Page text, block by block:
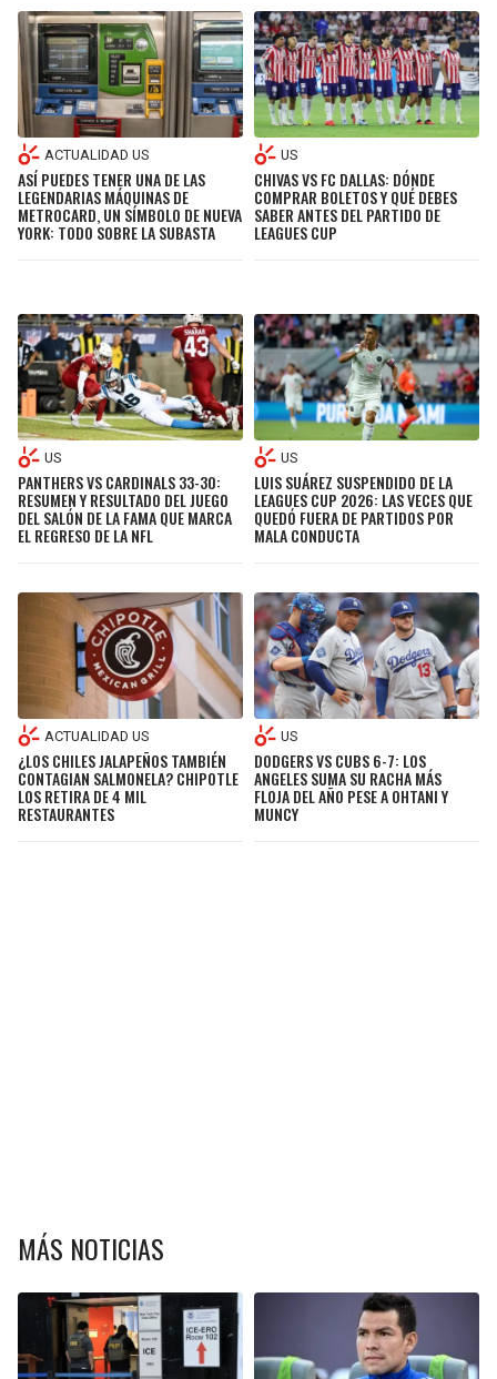
ACTUALIDAD US
ASÍ PUEDES TENER UNA DE LAS
LEGENDARIAS MÁQUINAS DE
METROCARD, UN SÍMBOLO DE NUEVA
YORK: TODO SOBRE LA SUBASTA
US
CHIVAS VS FC DALLAS: DÓNDE
COMPRAR BOLETOS Y QUÉ DEBES
SABER ANTES DEL PARTIDO DE
LEAGUES CUP
US
PANTHERS VS CARDINALS 33-30:
RESUMEN Y RESULTADO DEL JUEGO
DEL SALÓN DE LA FAMA QUE MARCA
EL REGRESO DE LA NFL
US
LUIS SUÁREZ SUSPENDIDO DE LA
LEAGUES CUP 2026: LAS VECES QUE
QUEDÓ FUERA DE PARTIDOS POR
MALA CONDUCTA
ACTUALIDAD US
¿LOS CHILES JALAPEÑOS TAMBIÉN
CONTAGIAN SALMONELA? CHIPOTLE
LOS RETIRA DE 4 MIL
RESTAURANTES
US
DODGERS VS CUBS 6-7: LOS
ANGELES SUMA SU RACHA MÁS
FLOJA DEL AÑO PESE A OHTANI Y
MUNCY
MÁS NOTICIAS